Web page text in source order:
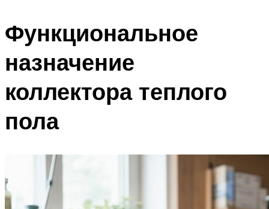
Функциональное
назначение
коллектора теплого
пола